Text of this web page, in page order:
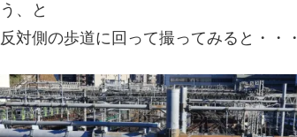
、と
対側の歩道に回って撮ってみると・・・